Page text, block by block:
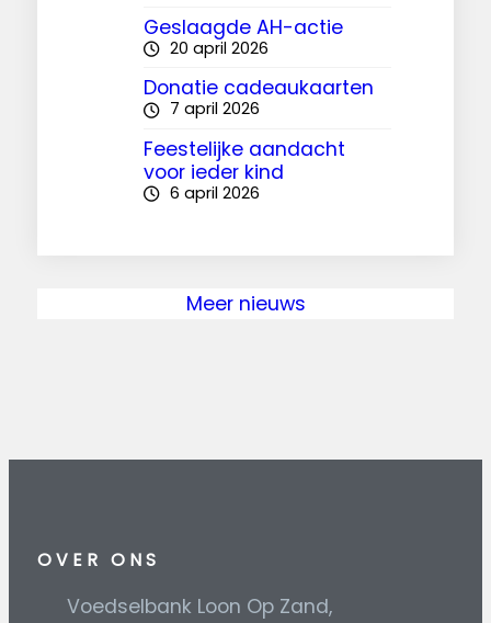
Geslaagde AH-actie
20 april 2026
Donatie cadeaukaarten
7 april 2026
Feestelijke aandacht
voor ieder kind
6 april 2026
Meer nieuws
OVER ONS
Voedselbank Loon Op Zand,